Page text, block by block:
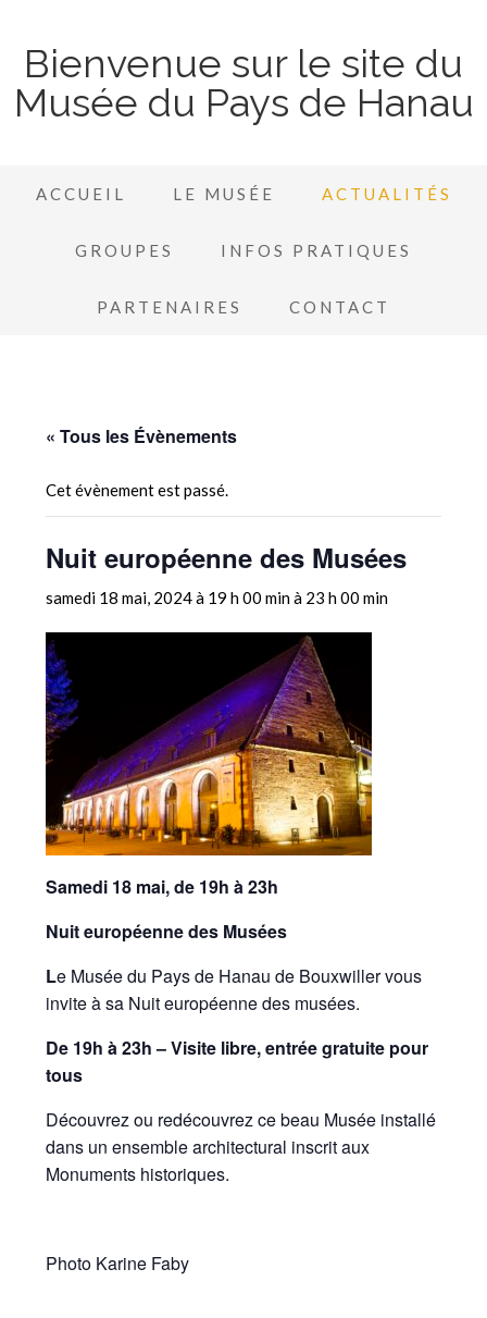
Bienvenue sur le site du
Musée du Pays de Hanau
ACCUEIL LE MUSÉE ACTUALITÉS
GROUPES INFOS PRATIQUES
PARTENAIRES CONTACT
« Tous les Évènements
Cet évènement est passé.
Nuit européenne des Musées
samedi 18 mai, 2024 à 19 h 00 minà 23 h 00 min
Samedi 18 mai, de 19h à 23h
Nuit européenne des Musées
Le Musée du Pays de Hanau de Bouxwiller vous
invite à sa Nuit européenne des musées.
De 19h à 23h – Visite libre, entrée gratuite pour
tous
Découvrez ou redécouvrez ce beau Musée installé
dans un ensemble architectural inscrit aux
Monuments historiques.
Photo Karine Faby